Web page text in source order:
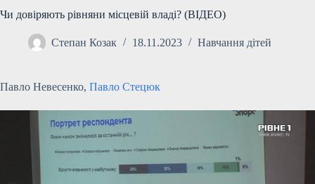
Чи довіряють рівняни місцевій владі? (ВІДЕО)
Степан Козак 18.11.2023 Навчання дітей
Павло Невесенко, Павло Стецюк